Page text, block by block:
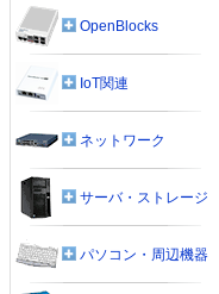
OpenBlocks
IoT関連
ネットワーク
サーバ・ストレージ
パソコン・周辺機器